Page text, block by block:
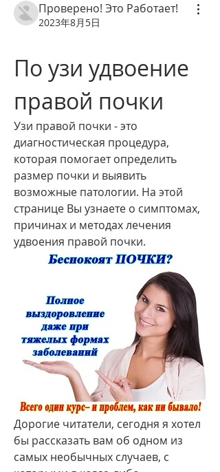
Проверено! Это Работает!
2023年8月5日
По узи удвоение
правой почки
Узи правой почки - это
диагностическая процедура,
которая помогает определить
размер почки и выявить
возможные патологии. На этой
странице Вы узнаете о симптомах,
причинах и методах лечения
удвоения правой почки.
Дорогие читатели, сегодня я хотел
бы рассказать вам об одном из
самых необычных случаев, с